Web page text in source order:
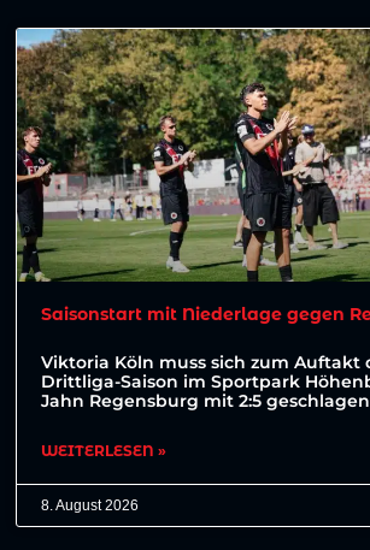
Saisonstart mit Niederlage gegen
Viktoria Köln muss sich zum Auftakt
Drittliga-Saison im Sportpark
Jahn Regensburg mit 2:5
WEITERLESEN »
8. August 2026